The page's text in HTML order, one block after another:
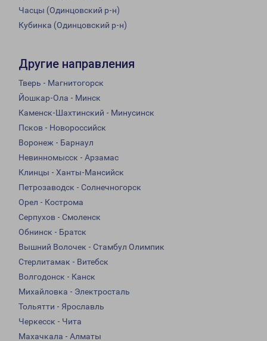
Часцы (Одинцовский р-н)
Кубинка (Одинцовский р-н)
Другие направления
Тверь - Магнитогорск
Йошкар-Ола - Минск
Каменск-Шахтинский - Минусинск
Псков - Новороссийск
Воронеж - Барнаул
Невинномысск - Арзамас
Клинцы - Ханты-Мансийск
Петрозаводск - Солнечногорск
Орел - Кострома
Серпухов - Смоленск
Обнинск - Братск
Вышний Волочек - Стамбул Олимпик
Стерлитамак - Витебск
Волгодонск - Канск
Михайловка - Электросталь
Тольятти - Ярославль
Черкесск - Чита
Махачкала - Алматы